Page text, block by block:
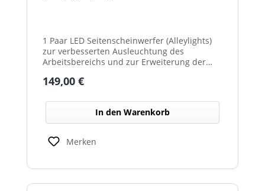
1 Paar LED Seitenscheinwerfer (Alleylights)
zur verbesserten Ausleuchtung des
Arbeitsbereichs und zur Erweiterung der
Regulärer Preis:
149,00 €
In den Warenkorb
Merken